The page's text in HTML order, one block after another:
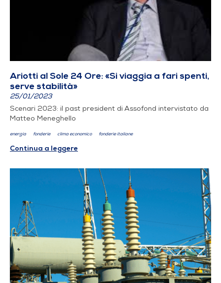
Ariotti al Sole 24 Ore: «Si viaggia a fari spenti,
serve stabilità»
25/01/2023
Scenari 2023: il past president di Assofond intervistato da
Matteo Meneghello
energia fonderie clima economico fonderie italiane
Continua a leggere